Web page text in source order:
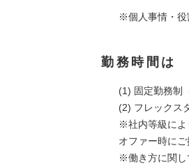
※個人事情・役
勤務時間は
(1) 固定勤務制
(2) フレックス
※社内等級によ
オファー時にご
※働き方に関し